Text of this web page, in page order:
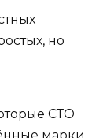
но
СТО